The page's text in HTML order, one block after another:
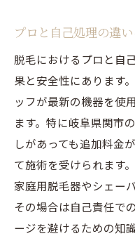
プロと自己処理の違
脱毛におけるプロと自
果と安全性にあります
ッフが最新の機器を使
ます。特に岐阜県関市
しがあっても追加料金
て施術を受けられます
家庭用脱毛器やシェー
その場合は自己責任で
ージを避けるための知